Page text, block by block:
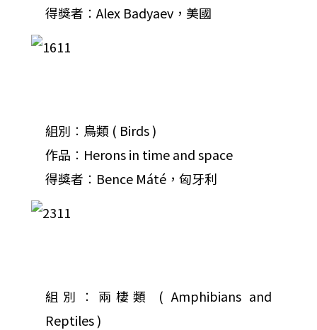
得獎者︰Alex Badyaev，美國
組別︰鳥類 ( Birds )
作品︰Herons in time and space
得獎者︰Bence Máté，匈牙利
組別︰兩棲類 ( Amphibians and
Reptiles )